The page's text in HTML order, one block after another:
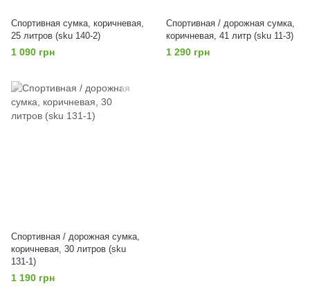
Спортивная сумка, коричневая,
25 литров (sku 140-2)
1 090 грн
Спортивная / дорожная сумка,
коричневая, 41 литр (sku 11-3)
1 290 грн
Спортивная / дорожная сумка,
коричневая, 30 литров (sku
131-1)
1 190 грн